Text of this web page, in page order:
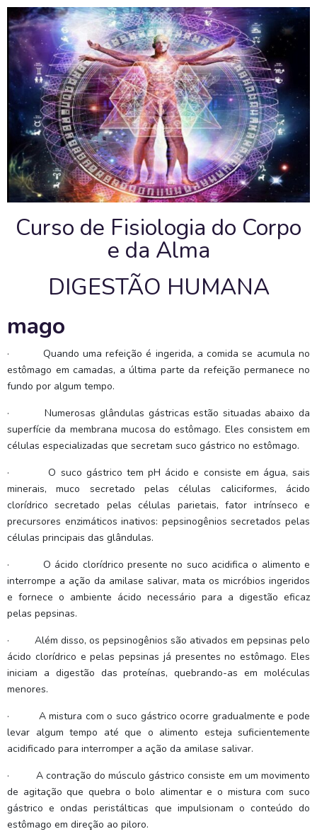
Curso de Fisiologia do Corpo
e da Alma
DIGESTÃO HUMANA
mago
· Quando uma refeição é ingerida, a comida se acumula no
estômago em camadas, a última parte da refeição permanece no
fundo por algum tempo.
·Numerosas glândulas gástricas estão situadas abaixo da
superfície da membrana mucosa do estômago. Eles consistem em
células especializadas que secretam suco gástrico no estômago.
·O suco gástrico tem pH ácido e consiste em água, sais
minerais, muco secretado pelas células caliciformes, ácido
clorídrico secretado pelas células parietais, fator intrínseco e
precursores enzimáticos inativos: pepsinogênios secretados pelas
células principais das glândulas.
· O ácido clorídrico presente no suco acidifica o alimento e
interrompe a ação da amilase salivar, mata os micróbios ingeridos
e fornece o ambiente ácido necessário para a digestão eficaz
pelas pepsinas.
· Além disso, os pepsinogênios são ativados em pepsinas pelo
ácido clorídrico e pelas pepsinas já presentes no estômago. Eles
iniciam a digestão das proteínas, quebrando-as em moléculas
menores.
· A mistura com o suco gástrico ocorre gradualmente e pode
levar algum tempo até que o alimento esteja suficientemente
acidificado para interromper a ação da amilase salivar.
· A contração do músculo gástrico consiste em um movimento
de agitação que quebra o bolo alimentar e o mistura com suco
gástrico e ondas peristálticas que impulsionam o conteúdo do
estômago em direção ao piloro.